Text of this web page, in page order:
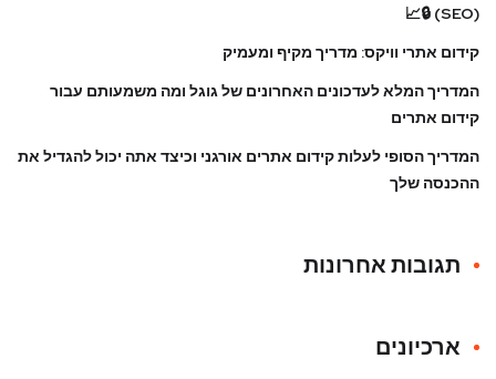
(SEO) 🔒📈
קידום אתרי וויקס: מדריך מקיף ומעמיק
המדריך המלא לעדכונים האחרונים של גוגל ומה משמעותם עבור
קידום אתרים
המדריך הסופי לעלות קידום אתרים אורגני וכיצד אתה יכול להגדיל את
ההכנסה שלך
תגובות אחרונות
ארכיונים